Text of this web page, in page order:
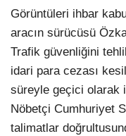
Görüntüleri ihbar
aracın sürücüsü
Trafik güvenliğini
idari para cezası
süreyle geçici olarak
Nöbetçi Cumhuriyet
talimatlar